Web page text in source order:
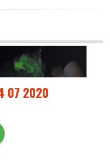
07 2020